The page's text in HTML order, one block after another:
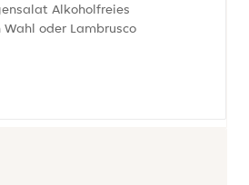
Alkoholfreies
Wahl oder Lambrusco